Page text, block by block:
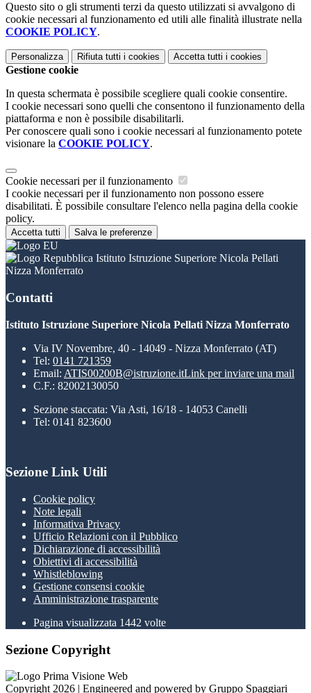
Questo sito o gli strumenti terzi da questo utilizzati si avvalgono di
cookie necessari al funzionamento ed utili alle finalità illustrate nella
COOKIE POLICY.
Personalizza Rifiuta tutti i cookies Accetta tutti i cookies
Gestione cookie
In questa schermata è possibile scegliere quali cookie consentire.
I cookie necessari sono quelli che consentono il funzionamento della
piattaforma e non è possibile disabilitarli.
Per conoscere quali sono i cookie necessari al funzionamento potete
visionare la COOKIE POLICY.
Cookie necessari per il funzionamento
I cookie necessari per il funzionamento non possono essere
disabilitati. È possibile consultare l'elenco nella pagina della cookie
policy.
Accetta tutti Salva le preferenze
Istituto Istruzione Superiore Nicola Pellati
Nizza Monferrato
Contatti
Istituto Istruzione Superiore Nicola Pellati Nizza Monferrato
Via IV Novembre, 40 - 14049 - Nizza Monferrato (AT)
Tel: 0141 721359
Email: ATIS00200B@istruzione.itLink per inviare una mail
C.F.: 82002130050
Sezione staccata: Via Asti, 16/18 - 14053 Canelli
Tel: 0141 823600
Sezione Link Utili
Cookie policy
Note legali
Informativa Privacy
Ufficio Relazioni con il Pubblico
Dichiarazione di accessibilità
Obiettivi di accessibilità
Whistleblowing
Gestione consensi cookie
Amministrazione trasparente
Pagina visualizzata 1442 volte
Sezione Copyright
Copyright 2026 | Engineered and powered by Gruppo Spaggiari